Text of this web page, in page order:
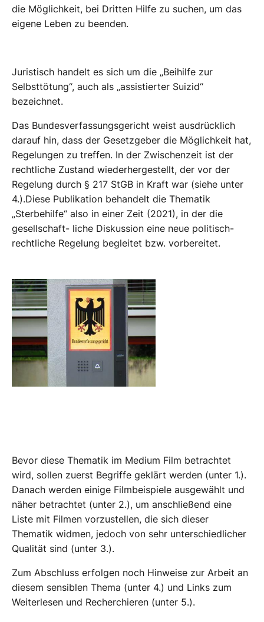
die Möglichkeit, bei Dritten Hilfe zu suchen, um das
eigene Leben zu beenden.
Juristisch handelt es sich um die „Beihilfe zur
Selbsttötung“, auch als „assistierter Suizid“
bezeichnet.
Das Bundesverfassungsgericht weist ausdrücklich
darauf hin, dass der Gesetzgeber die Möglichkeit hat,
Regelungen zu treffen. In der Zwischenzeit ist der
rechtliche Zustand wiederhergestellt, der vor der
Regelung durch § 217 StGB in Kraft war (siehe unter
4.).Diese Publikation behandelt die Thematik
„Sterbehilfe“ also in einer Zeit (2021), in der die
gesellschaft- liche Diskussion eine neue politisch-
rechtliche Regelung begleitet bzw. vorbereitet.
Bevor diese Thematik im Medium Film betrachtet
wird, sollen zuerst Begriffe geklärt werden (unter 1.).
Danach werden einige Filmbeispiele ausgewählt und
näher betrachtet (unter 2.), um anschließend eine
Liste mit Filmen vorzustellen, die sich dieser
Thematik widmen, jedoch von sehr unterschiedlicher
Qualität sind (unter 3.).
Zum Abschluss erfolgen noch Hinweise zur Arbeit an
diesem sensiblen Thema (unter 4.) und Links zum
Weiterlesen und Recherchieren (unter 5.).